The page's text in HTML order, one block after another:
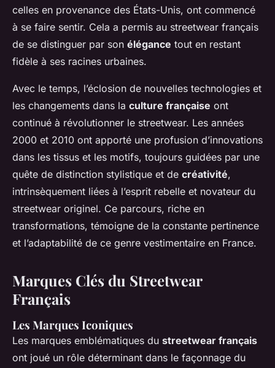
celles en provenance des États-Unis, ont commencé
à se faire sentir. Cela a permis au streetwear français
de se distinguer par son élégance tout en restant
fidèle à ses racines urbaines.
Avec le temps, l’éclosion de nouvelles technologies et
les changements dans la culture française ont
continué à révolutionner le streetwear. Les années
2000 et 2010 ont apporté une profusion d’innovations
dans les tissus et les motifs, toujours guidées par une
quête de distinction stylistique et de créativité,
intrinsèquement liées à l’esprit rebelle et novateur du
streetwear originel. Ce parcours, riche en
transformations, témoigne de la constante pertinence
et l’adaptabilité de ce genre vestimentaire en France.
Marques Clés du Streetwear
Français
Les Marques Iconiques
Les marques emblématiques du streetwear français
ont joué un rôle déterminant dans le façonnage du